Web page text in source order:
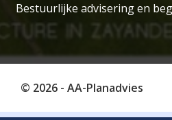
Bestuurlijke advisering en
© 2026 - AA-Planadvies